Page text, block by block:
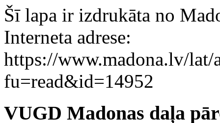
Šī lapa ir izdrukāta no
Interneta adrese:
https://www.madona.lv/lat/
fu=read&id=14952
VUGD Madonas daļa